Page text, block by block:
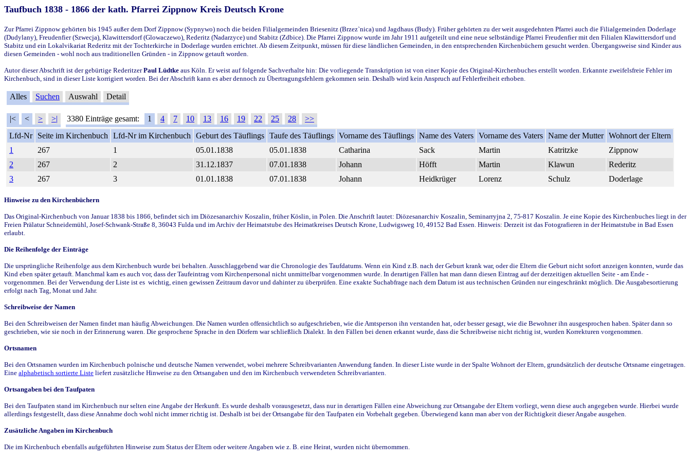
Taufbuch 1838 - 1866 der kath. Pfarrei Zippnow Kreis Deutsch Krone
Zur Pfarrei Zippnow gehörten bis 1945 außer dem Dorf Zippnow (Sypnywo) noch die beiden Filialgemeinden Briesenitz (Brzez`nica) und Jagdhaus (Budy). Früher gehörten zu der weit ausgedehnten Pfarrei auch die Filialgemeinden Doderlage
(Dudylany), Freudenfier (Szwecja), Klawittersdorf (Glowaczewo), Rederitz (Nadarzyce) und Stabitz (Zdbice). Die Pfarrei Zippnow wurde im Jahr 1911 aufgeteilt und eine neue selbständige Pfarrei Freudenfier mit den Filialen Klawittersdorf und
Stabitz und ein Lokalvikariat Rederitz mit der Tochterkirche in Doderlage wurden errichtet. Ab diesem Zeitpunkt, müssen für diese ländlichen Gemeinden, in den entsprechenden Kirchenbüchern gesucht werden. Übergangsweise sind Kinder aus
diesen Gemeinden - wohl noch aus traditionellen Gründen - in Zippnow getauft worden.
Autor dieser Abschrift ist der gebürtige RederitzerPaul Lüdtke aus Köln. Er weist auf folgende Sachverhalte hin: Die vorliegende Transkription ist von einer Kopie des Original-Kirchenbuches erstellt worden. Erkannte zweifelsfreie Fehler im
Kirchenbuch, sind in dieser Liste korrigiert worden. Bei der Abschrift kann es aber dennoch zu Übertragungsfehlern gekommen sein. Deshalb wird kein Anspruch auf Fehlerfreiheit erhoben.
Alles Suchen Auswahl Detail
|< < > >| 3380 Einträge gesamt: 1 4 7 10 13 16 19 22 25 28
>>
Lfd-Nr
Seite im Kirchenbuch Lfd-Nr im Kirchenbuch Geburt des Täuflings Taufe des Täuflings Vorname des Täuflings Name des Vaters Vorname des Vaters Name der Mutter Wohnort der Eltern
1
267 1 05.01.1838 05.01.1838 Catharina Sack Martin Katritzke
Zippnow
2
267 2 31.12.1837 07.01.1838 Johann Höfft Martin Klawun
Rederitz
3
267 3 01.01.1838 07.01.1838 Johann Heidkrüger Lorenz Schulz Doderlage
Hinweise zu den Kirchenbüchern
Das Original-Kirchenbuch von Januar 1838 bis 1866, befindet sich im Diözesanarchiv Koszalin, früher Köslin, in Polen. Die Anschrift lautet: Diözesanarchiv Koszalin, Seminarryjna 2, 75-817 Koszalin. Je eine Kopie des Kirchenbuches liegt in der
Freien Prälatur Schneidemühl, Josef-Schwank-Straße 8, 36043 Fulda und im Archiv der Heimatstube des Heimatkreises Deutsch Krone, Ludwigsweg 10, 49152 Bad Essen. Hinweis: Derzeit ist das Fotografieren in der Heimatstube in Bad Essen
erlaubt.
Die Reihenfolge der Einträge
Die ursprüngliche Reihenfolge aus dem Kirchenbuch wurde bei behalten. Ausschlaggebend war die Chronologie des Taufdatums. Wenn ein Kind z.B. nach der Geburt krank war, oder die Eltern die Geburt nicht sofort anzeigen konnten, wurde das
Kind eben später getauft. Manchmal kam es auch vor, dass der Taufeintrag vom Kirchenpersonal nicht unmittelbar vorgenommen wurde. In derartigen Fällen hat man dann diesen Eintrag auf der derzeitigen aktuellen Seite - am Ende -
vorgenommen. Bei der Verwendung der Liste ist es wichtig, einen gewissen Zeitraum davor und dahinter zu überprüfen. Eine exakte Suchabfrage nach dem Datum ist aus technischen Gründen nur eingeschränkt möglich. Die Ausgabesortierung
erfolgt nach Tag, Monat und Jahr.
Schreibweise der Namen
Bei den Schreibweisen der Namen findet man häufig Abweichungen. Die Namen wurden offensichtlich so aufgeschrieben, wie die Amtsperson ihn verstanden hat, oder besser gesagt, wie die Bewohner ihn ausgesprochen haben. Später dann so
geschrieben, wie sie noch in der Erinnerung waren. Die gesprochene Sprache in den Dörfern war schließlich Dialekt. In den Fällen bei denen erkannt wurde, dass die Schreibweise nicht richtig ist, wurden Korrekturen vorgenommen.
Ortsnamen
Bei den Ortsnamen wurden im Kirchenbuch polnische und deutsche Namen verwendet, wobei mehrere Schreibvarianten Anwendung fanden. In dieser Liste wurde in der Spalte Wohnort der Eltern, grundsätzlich der deutsche Ortsname eingetragen.
Eine alphabetisch sortierte Liste liefert zusätzliche Hinweise zu den Ortsangaben und den im Kirchenbuch verwendeten Schreibvarianten.
Ortsangaben bei den Taufpaten
Bei den Taufpaten stand im Kirchenbuch nur selten eine Angabe der Herkunft. Es wurde deshalb vorausgesetzt, dass nur in derartigen Fällen eine Abweichung zur Ortsangabe der Eltern vorliegt, wenn diese auch angegeben wurde. Hierbei wurde
allerdings festgestellt, dass diese Annahme doch wohl nicht immer richtig ist. Deshalb ist bei der Ortsangabe für den Taufpaten ein Vorbehalt gegeben. Überwiegend kann man aber von der Richtigkeit dieser Angabe ausgehen.
Zusätzliche Angaben im Kirchenbuch
Die im Kirchenbuch ebenfalls aufgeführten Hinweise zum Status der Eltern oder weitere Angaben wie z. B. eine Heirat, wurden nicht übernommen.